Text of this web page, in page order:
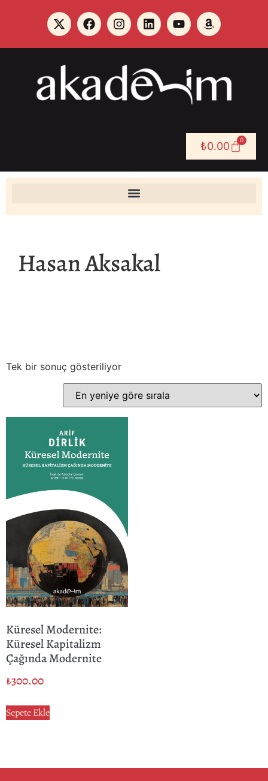
₺0.00 0
Hasan Aksakal
Tek bir sonuç gösteriliyor
Küresel Modernite:
Küresel Kapitalizm
Çağında Modernite
₺300.00
Sepete Ekle